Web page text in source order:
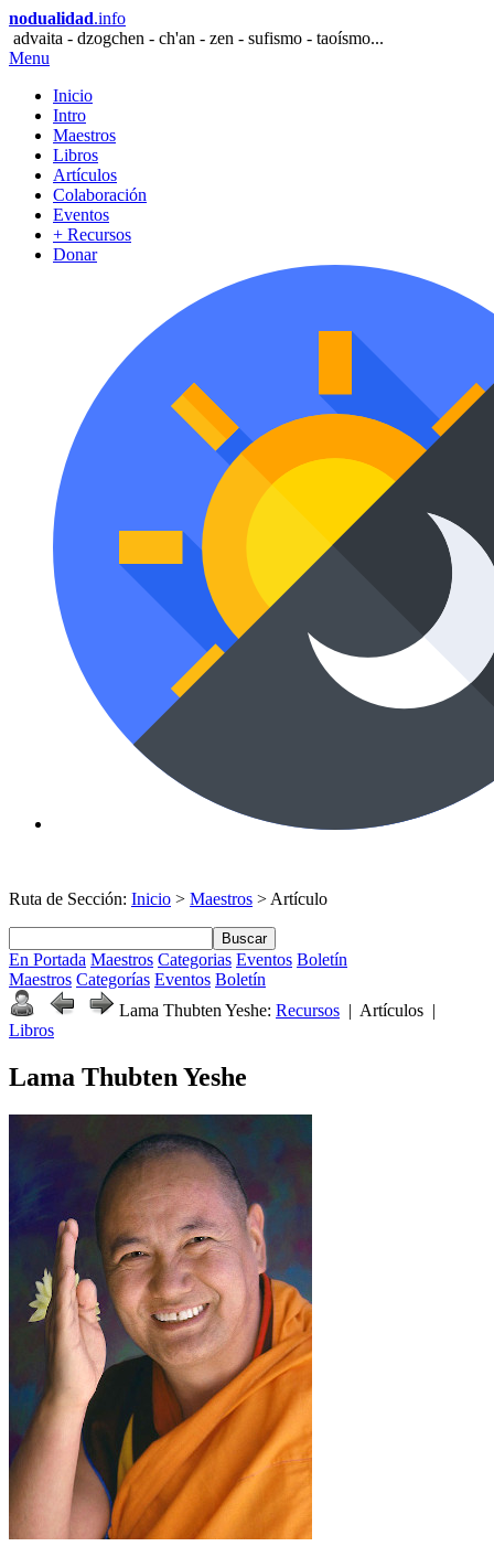
nodualidad.info
advaita - dzogchen - ch'an - zen - sufismo - taoísmo...
Menu
Inicio
Intro
Maestros
Libros
Artículos
Colaboración
Eventos
+ Recursos
Donar
Ruta de Sección: Inicio > Maestros > Artículo
Buscar
En Portada Maestros Categorias Eventos Boletín
Maestros Categorías Eventos Boletín
Lama Thubten Yeshe: Recursos | Artículos |
Libros
Lama Thubten Yeshe